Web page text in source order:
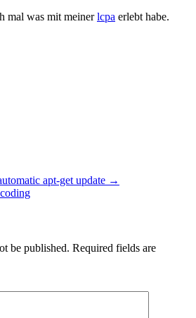
mal was mit meinerlcpa erlebt habe.
apt-get update →
be published. Required fields are